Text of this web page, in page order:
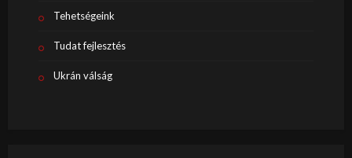
Tehetségeink
Tudat fejlesztés
Ukrán válság